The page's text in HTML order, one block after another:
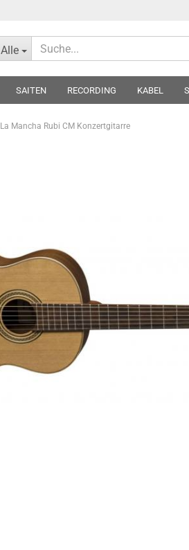
Alle
SAITEN RECORDING KABEL
La Mancha Rubi CM Konzertgitarre